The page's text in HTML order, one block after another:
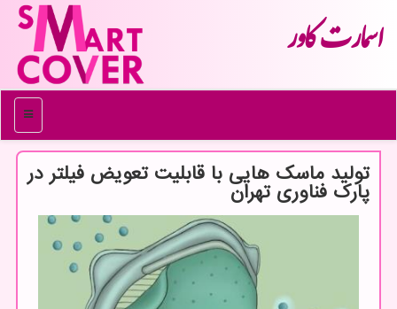
اسمارت كاور
منو
تولید ماسك هایی با قابلیت تعویض فیلتر در
پارك فناوری تهران